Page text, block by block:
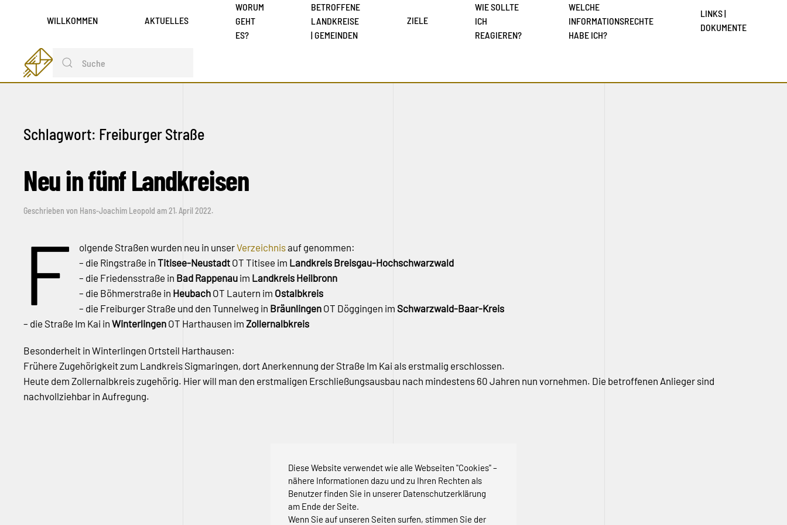
Diese Website verwendet wie alle Webseiten "Cookies" –
nähere Informationen dazu und zu Ihren Rechten als
Benutzer finden Sie in unserer Datenschutzerklärung
am Ende der Seite.
Wenn Sie auf unseren Seiten surfen, stimmen Sie der
WILLKOMMEN AKTUELLES
WORUM
GEHT
ES?
BETROFFENE
LANDKREISE
| GEMEINDEN
ZIELE
WIE SOLLTE
ICH
REAGIEREN?
WELCHE
INFORMATIONSRECHTE
HABE ICH?
LINKS |
DOKUMENTE
Schlagwort: Freiburger Straße
Neu in fünf Landkreisen
Geschrieben von Hans-Joachim Leopold am21. April 2022.
F olgende Straßen wurden neu in unserVerzeichnisauf genommen:
– die Ringstraße inTitisee-Neustadt OT Titisee im Landkreis Breisgau-Hochschwarzwald
– die Friedensstraße in Bad Rappenau im Landkreis Heilbronn
– die Böhmerstraße in Heubach OT Lautern im Ostalbkreis
– die Freiburger Straße und den Tunnelweg in Bräunlingen OT Döggingen imSchwarzwald-Baar-Kreis
– die Straße Im Kai in Winterlingen OT Harthausen im Zollernalbkreis
Besonderheit in Winterlingen Ortsteil Harthausen:
Frühere Zugehörigkeit zum Landkreis Sigmaringen, dort Anerkennung der Straße Im Kai als erstmalig erschlossen.
Heute dem Zollernalbkreis zugehörig. Hier will man den erstmaligen Erschließungsausbau nach mindestens 60 Jahren nun vornehmen. Die betroffenen Anlieger sind
nachvollziehbar in Aufregung.